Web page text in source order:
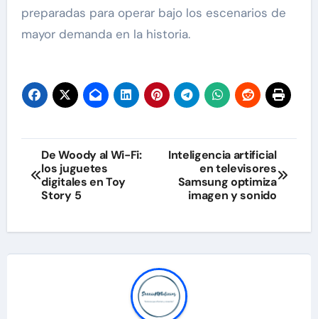
preparadas para operar bajo los escenarios de
mayor demanda en la historia.
Navegación
de
entradas
De Woody al Wi-Fi:
los juguetes
digitales en Toy
Story 5
Inteligencia artificial
en televisores
Samsung optimiza
imagen y sonido